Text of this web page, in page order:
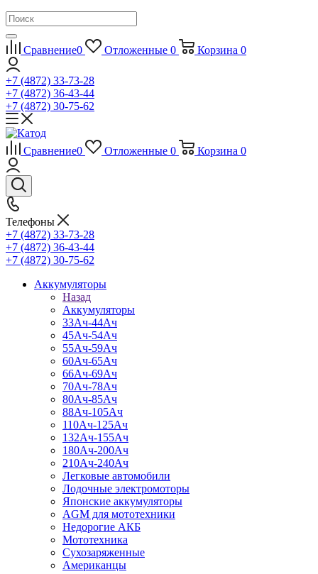
Сравнение0 Отложенные 0 Корзина 0
+7 (4872) 33-73-28
+7 (4872) 36-43-44
+7 (4872) 30-75-62
Сравнение0 Отложенные 0 Корзина 0
Телефоны
+7 (4872) 33-73-28
+7 (4872) 36-43-44
+7 (4872) 30-75-62
Аккумуляторы
Назад
Аккумуляторы
33Ач-44Ач
45Ач-54Ач
55Ач-59Ач
60Ач-65Ач
66Ач-69Ач
70Ач-78Ач
80Ач-85Ач
88Ач-105Ач
110Ач-125Ач
132Ач-155Ач
180Ач-200Ач
210Ач-240Ач
Легковые автомобили
Лодочные электромоторы
Японские аккумуляторы
AGM для мототехники
Недорогие АКБ
Мототехника
Сухозаряженные
Американцы